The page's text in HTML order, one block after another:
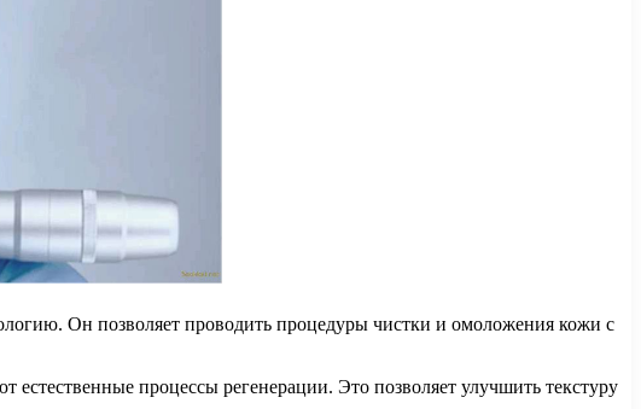
Он позволяет проводить процедуры чистки и омоложения кожи с
процессы регенерации. Это позволяет улучшить текстуру